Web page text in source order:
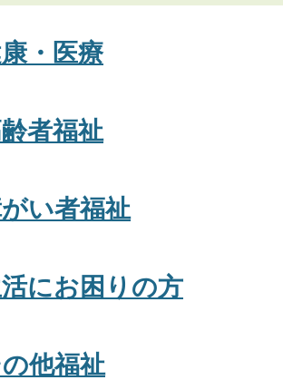
・医療
者福祉
い者福祉
にお困りの方
他福祉